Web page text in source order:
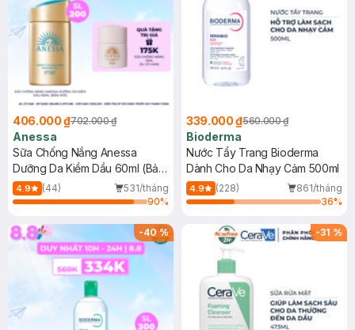
406.000 ₫702.000 ₫
Anessa
Sữa Chống Nắng Anessa
Dưỡng Da Kiềm Dầu 60ml (Bản
Mới)
4.9 (44)
531/tháng
90%
339.000 ₫560.000 ₫
Bioderma
Nước Tẩy Trang Bioderma
Dành Cho Da Nhạy Cảm 500ml
4.9 (228)
861/tháng
36%
-40% -31 %